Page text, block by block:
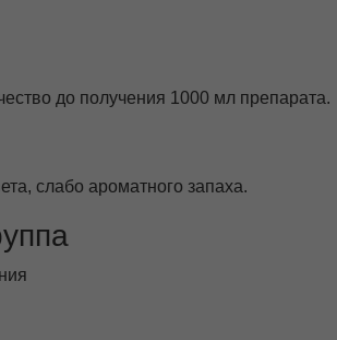
до получения 1000 мл препарата.
слабо ароматного запаха.